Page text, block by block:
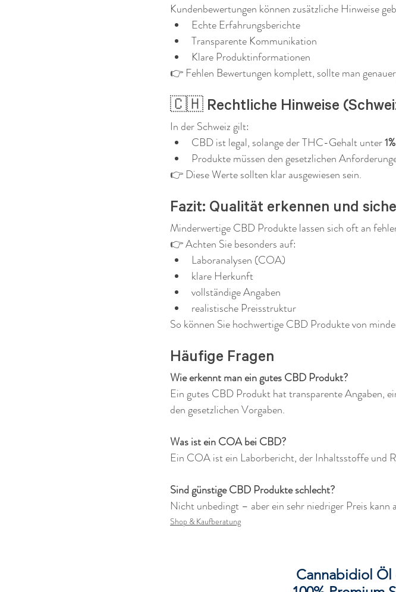
Kundenbewertungen können zusätzliche Hinweise
Echte Erfahrungsberichte
Transparente Kommunikation
Klare Produktinformationen
👉 Fehlen Bewertungen komplett, sollte man
🇨🇭 Rechtliche Hinweise
In der Schweiz gilt:
CBD ist legal, solange der THC-Gehalt unter 1%
Produkte müssen den gesetzlichen
👉 Diese Werte sollten klar ausgewiesen sein.
Fazit: Qualität erkennen und
Minderwertige CBD Produkte lassen sich oft an
👉 Achten Sie besonders auf:
Laboranalysen (COA)
klare Herkunft
vollständige Angaben
realistische Preisstruktur
So können Sie hochwertige CBD Produkte von
Häufige Fragen
Wie erkennt man ein gutes CBD Produkt?
Ein gutes CBD Produkt hat transparente Angaben,
den gesetzlichen Vorgaben.
Was ist ein COA bei CBD?
Ein COA ist ein Laborbericht, der Inhaltsstoffe und
Sind günstige CBD Produkte schlecht?
Nicht unbedingt – aber ein sehr niedriger Preis kann
Shop & Kaufberatung
Cannabidiol Öl